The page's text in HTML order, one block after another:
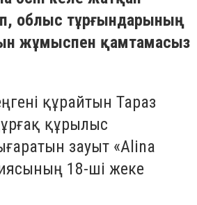
облыс тұрғындарының
жұмыспен қамтамасыз
құрайтын Тараз
құрылыс
зауыт «Alina
18-ші жеке